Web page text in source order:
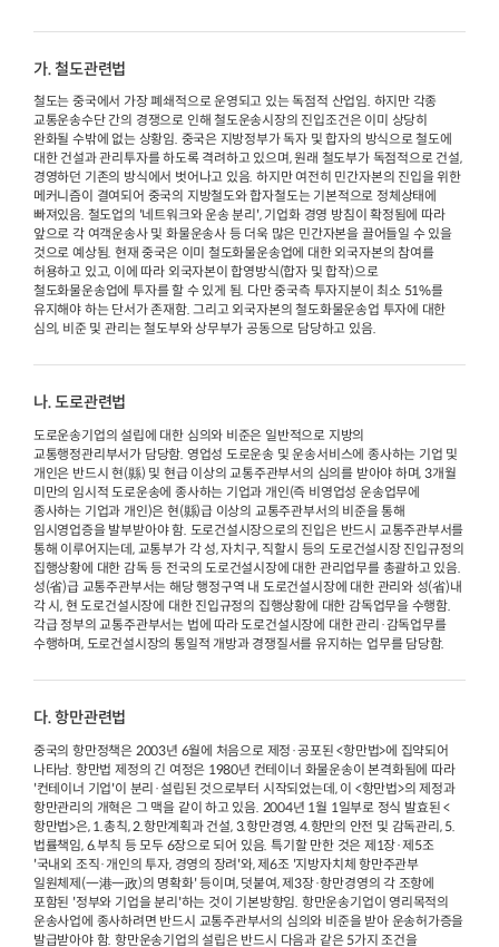
가. 철도관련법
철도는 중국에서 가장 폐쇄적으로 운영되고 있는 독점적 산업임. 하지만 각종
교통운송수단 간의 경쟁으로 인해 철도운송시장의 진입조건은 이미 상당히
완화될 수밖에 없는 상황임. 중국은 지방정부가 독자 및 합자의 방식으로 철도에
대한 건설과 관리투자를 하도록 격려하고 있으며, 원래 철도부가 독점적으로 건설,
경영하던 기존의 방식에서 벗어나고 있음. 하지만 여전히 민간자본의 진입을 위한
메커니즘이 결여되어 중국의 지방철도와 합자철도는 기본적으로 정체상태에
빠져있음. 철도업의 '네트워크와 운송 분리', 기업화 경영 방침이 확정됨에 따라
앞으로 각 여객운송사 및 화물운송사 등 더욱 많은 민간자본을 끌어들일 수 있을
것으로 예상됨. 현재 중국은 이미 철도화물운송업에 대한 외국자본의 참여를
허용하고 있고, 이에 따라 외국자본이 합영방식(합자 및 합작)으로
철도화물운송업에 투자를 할 수 있게 됨. 다만 중국측 투자지분이 최소 51%를
유지해야 하는 단서가 존재함. 그리고 외국자본의 철도화물운송업 투자에 대한
심의, 비준 및 관리는 철도부와 상무부가 공동으로 담당하고 있음.
나. 도로관련법
도로운송기업의 설립에 대한 심의와 비준은 일반적으로 지방의
교통행정관리부서가 담당함. 영업성 도로운송 및 운송서비스에 종사하는 기업 및
개인은 반드시 현(縣) 및 현급 이상의 교통주관부서의 심의를 받아야 하며, 3개월
미만의 임시적 도로운송에 종사하는 기업과 개인(즉 비영업성 운송업무에
종사하는 기업과 개인)은 현(縣)급 이상의 교통주관부서의 비준을 통해
임시영업증을 발부받아야 함. 도로건설시장으로의 진입은 반드시 교통주관부서를
통해 이루어지는데, 교통부가 각 성, 자치구, 직할시 등의 도로건설시장 진입규정의
집행상황에 대한 감독 등 전국의 도로건설시장에 대한 관리업무를 총괄하고 있음.
성(省)급 교통주관부서는 해당 행정구역 내 도로건설시장에 대한 관리와 성(省)내
각 시, 현 도로건설시장에 대한 진입규정의 집행상황에 대한 감독업무을 수행함.
각급 정부의 교통주관부서는 법에 따라 도로건설시장에 대한 관리·감독업무를
수행하며, 도로건설시장의 통일적 개방과 경쟁질서를 유지하는 업무를 담당함.
다. 항만관련법
중국의 항만정책은 2003년 6월에 처음으로 제정·공포된 <항만법>에 집약되어
나타남. 항만법 제정의 긴 여정은 1980년 컨테이너 화물운송이 본격화됨에 따라
'컨테이너 기업'이 분리·설립된 것으로부터 시작되었는데, 이 <항만법>의 제정과
항만관리의 개혁은 그 맥을 같이 하고 있음. 2004년 1월 1일부로 정식 발효된 <
항만법>은, 1.총칙, 2.항만계획과 건설, 3.항만경영, 4.항만의 안전 및 감독관리, 5.
법률책임, 6.부칙 등 모두 6장으로 되어 있음. 특기할 만한 것은 제1장·제5조
'국내외 조직·개인의 투자, 경영의 장려'와, 제6조 '지방자치체 항만주관부
일원체제(一港一政)의 명확화' 등이며, 덧붙여, 제3장·항만경영의 각 조항에
포함된 '정부와 기업을 분리'하는 것이 기본방향임. 항만운송기업이 영리목적의
운송사업에 종사하려면 반드시 교통주관부서의 심의와 비준을 받아 운송허가증을
발급받아야 함. 항만운송기업의 설립은 반드시 다음과 같은 5가지 조건을